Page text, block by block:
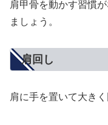
肩甲骨を動かす習慣
ましょう。
肩回し
肩に手を置いて大きく